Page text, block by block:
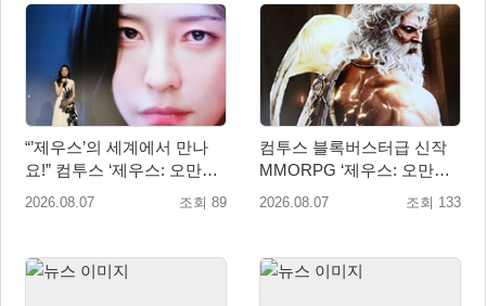
“’제우스’의 세계에서 만나
요!” 컴투스 ‘제우스: 오만의
신’ 쇼케이스 찾은 배우 박지
2026.08.07 조회 89
컴투스 블록버스터급 신작
MMORPG ‘제우스: 오만의
신’, 8월 26일 출시!
2026.08.07 조회 133